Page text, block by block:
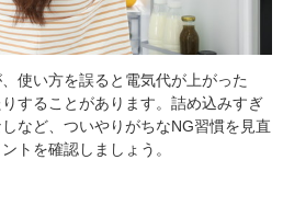
使い方を誤ると電気代が上がった
することがあります。詰め込みすぎ
など、ついやりがちなNG習慣を見直
トを確認しましょう。